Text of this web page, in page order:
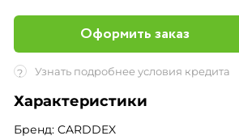
Оформить заказ
? Узнать подробнее условия кредита
Характеристики
Бренд: CARDDEX